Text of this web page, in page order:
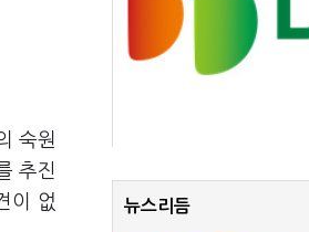
숙원
추진
이 없
뉴스리듬